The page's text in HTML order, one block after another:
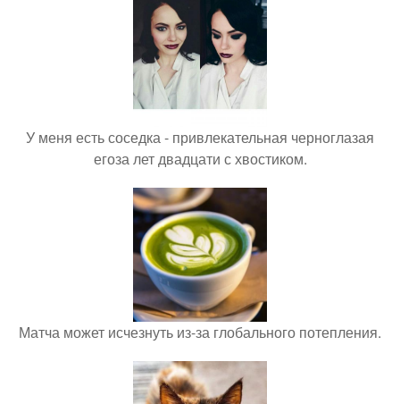
У меня есть соседка - привлекательная черноглазая
егоза лет двадцати с хвостиком.
Матча может исчезнуть из-за глобального потепления.